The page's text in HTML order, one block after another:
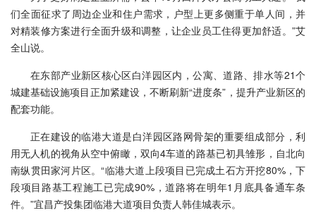
们全面征求了周边企业和住户需求，户型上更多侧重于单人间，并
对精装修方案进行全面升级和调整，让企业员工住得更加舒适。”艾
全山说。
在东部产业新区核心区白洋园区内，公寓、道路、排水等21个
城建基础设施项目正加紧建设，不断刷新“进度条”，提升产业新区的
配套功能。
正在建设的临港大道是白洋园区路网骨架的重要组成部分，利
用无人机的视角从空中俯瞰，双向4车道的路基已初具雏形，自北向
南纵贯田家河片区。“临港大道上段项目已完成土石方开挖80%，下
段项目路基工程施工已完成90%，道路将在明年1月底具备通车条
件。”宜昌产投集团临港大道项目负责人韩佳城表示。